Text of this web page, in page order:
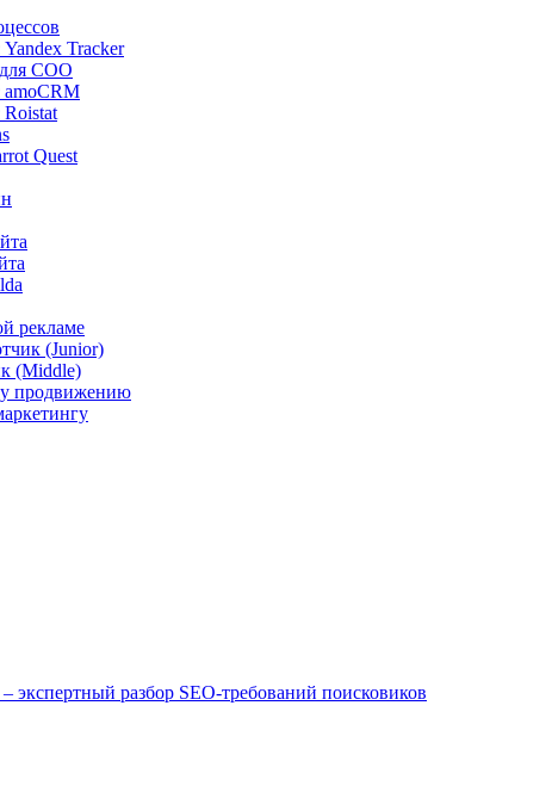
Tracker
для СОО
amoCRM
Quest
рекламе
(Junior)
(Middle)
продвижению
экспертный разбор SEO-требований поисковиков